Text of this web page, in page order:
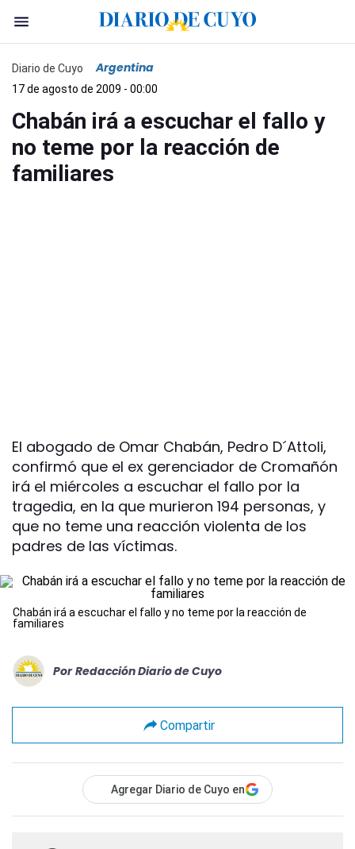
Diario de Cuyo Argentina
17 de agosto de 2009 - 00:00
Chabán irá a escuchar el fallo y
no teme por la reacción de
familiares
El abogado de Omar Chabán, Pedro D´Attoli,
confirmó que el ex gerenciador de Cromañón
irá el miércoles a escuchar el fallo por la
tragedia, en la que murieron 194 personas, y
que no teme una reacción violenta de los
padres de las víctimas.
Chabán irá a escuchar el fallo y no teme por la reacción de
familiares
Por Redacción Diario de Cuyo
Compartir
Agregar Diario de Cuyo en